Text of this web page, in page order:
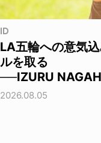
ID
LA五輪への意気
ルを取る
──IZURU
2026.08.05